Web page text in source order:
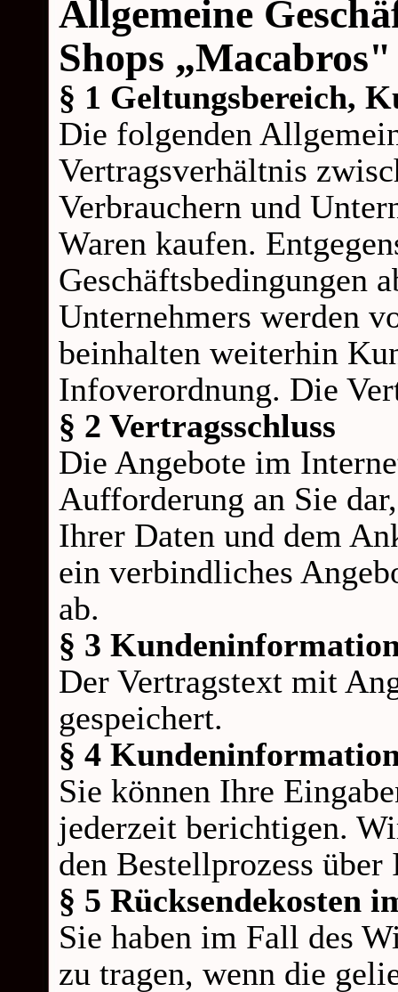
Allgemeine
Shops „Macabros"
§ 1 Geltungsbereich,
Die folgenden
Vertragsverhältnis
Verbrauchern und
Waren kaufen.
Geschäftsbedingungen
Unternehmers werden
beinhalten weiterhin
Infoverordnung. Die
§ 2 Vertragsschluss
Die Angebote im
Aufforderung an Sie
Ihrer Daten und dem
ein verbindliches
ab.
§ 3
Der Vertragstext mit
gespeichert.
§ 4
Sie können Ihre
jederzeit berichtigen.
den Bestellprozess
§ 5 Rücksendekosten
Sie haben im Fall des
zu tragen, wenn die